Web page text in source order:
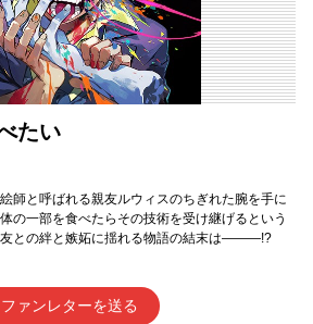
たい
師と呼ばれる親友ルウィスのちぎれた腕を手に
の一部を食べたらその技術を受け継げるという
との絆と嫉妬に揺れる物語の結末は―――!?
ファンレターを送る